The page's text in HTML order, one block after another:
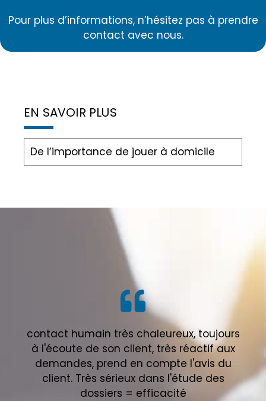
Pour plus d’informations, n’hésitez pas à prendre
contact avec nous.
EN SAVOIR PLUS
De l’importance de jouer à domicile
contact humain très chaleureux, toujours
à l'écoute de son client, très réactif aux
demandes, prend en compte l'avis du
client. Très sérieux dans l'étude des
dossiers = efficacité